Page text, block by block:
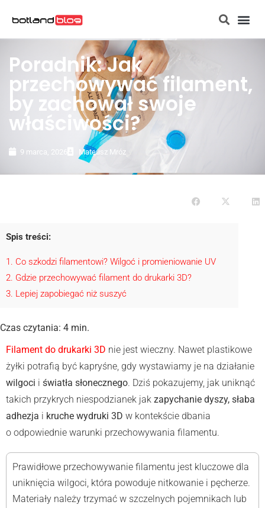
Poradnik: Jak
przechowywać filament,
by zachował swoje
właściwości?
9 marca, 2026 Mateusz Mróz
Spis treści:
1
Co szkodzi filamentowi? Wilgoć i promieniowanie UV
2 Gdzie przechowywać filament do drukarki 3D?
3 Lepiej zapobiegać niż suszyć
Czas czytania: 4 min.
Filament do drukarki 3D nie jest wieczny. Nawet plastikowe
żyłki potrafią być kapryśne, gdy wystawiamy je na działanie
wilgoci i światła słonecznego. Dziś pokazujemy, jak uniknąć
takich przykrych niespodzianek jak zapychanie dyszy, słaba
adhezja i kruche wydruki 3D w kontekście dbania
o odpowiednie warunki przechowywania filamentu.
Prawidłowe przechowywanie filamentu jest kluczowe dla
uniknięcia wilgoci, która powoduje nitkowanie i pęcherze.
Materiały należy trzymać w szczelnych pojemnikach lub